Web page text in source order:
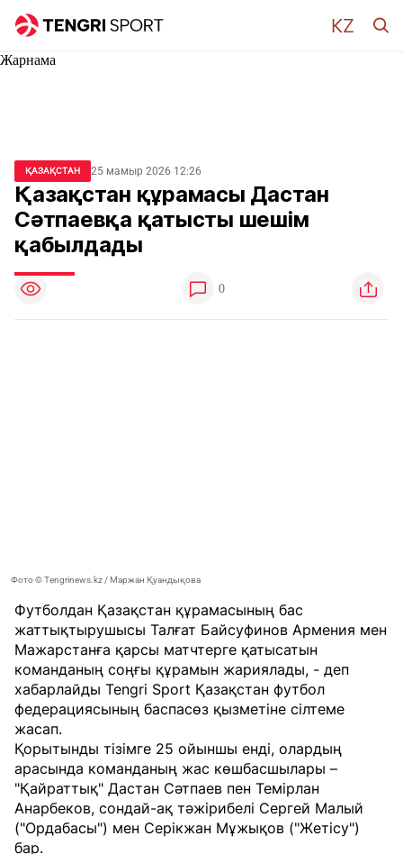
Жарнама
ҚАЗАҚСТАН 25 мамыр 2026 12:26
Қазақстан құрамасы Дастан
Сәтпаевқа қатысты шешім
қабылдады
0
Фото © Tengrinews.kz / Маржан Қуандықова
Футболдан Қазақстан құрамасының бас
жаттықтырушысы Талғат Байсуфинов Армения мен
Мажарстанға қарсы матчтерге қатысатын
команданың соңғы құрамын жариялады, - деп
хабарлайды Tengri Sport Қазақстан футбол
федерациясының баспасөз қызметіне сілтеме
жасап.
Қорытынды тізімге 25 ойыншы енді, олардың
арасында команданың жас көшбасшылары –
"Қайраттық" Дастан Сәтпаев пен Темірлан
Анарбеков, сондай-ақ тәжірибелі Сергей Малый
("Ордабасы") мен Серікжан Мұжықов ("Жетісу")
бар.